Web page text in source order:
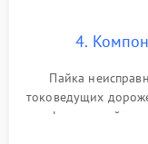
4.
Пайка
токоведущих
инфракрасной
BIOS или